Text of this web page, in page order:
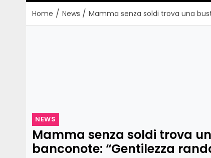
Home / News / Mamma senza soldi trova una
NEWS
Mamma senza soldi trova
banconote: “Gentilezza